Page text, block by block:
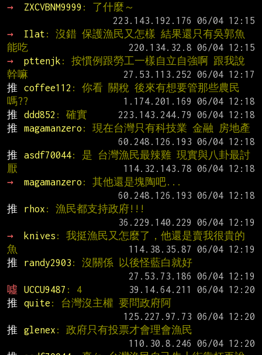
→
ZXCVBNM9999 : 了什麼～
→
Ilat : 沒錯 保護漁民又怎樣 結果還只有吳郭魚
能吃
→
pttenjk : 按慣例跟勞工一樣自立自強啊 跟我說
幹嘛
推
coffee112 : 你看 關稅 後來有想要管那些農民
嗎??
推
ddd852 : 確實
推
magamanzero : 現在台灣只有科技業 金融 房地產
推
asdf70044: 是 台灣漁民最辣雞 現實與八卦最討
厭
→
magamanzero : 其他還是塊陶吧...
推
rhox : 漁民都支持政府!!!
→
knives : 我挺漁民又怎麼了，他還是賣我很貴的
魚
推
randy2903 : 沒關係 以後怪藍白就好
噓
UCCU9487 : 4
推
quite : 台灣沒主權 要問政府阿
推
glenex : 政府只有投票才會理會漁民